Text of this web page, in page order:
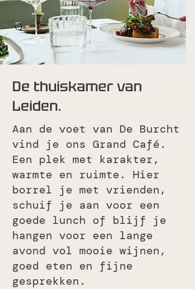
De thuiskamer van
Leiden.
Aan de voet van De Burcht
vind je ons Grand Café.
Een plek met karakter,
warmte en ruimte. Hier
borrel je met vrienden,
schuif je aan voor een
goede lunch of blijf je
hangen voor een lange
avond vol mooie wijnen,
goed eten en fijne
gesprekken.